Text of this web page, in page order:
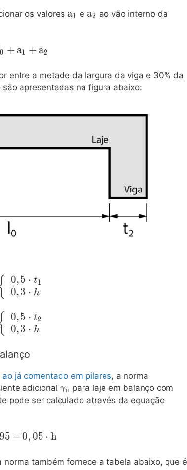
os valores \mathrm{a_1}
a1 e \mathrm{a_2}
a2 ao vão interno da
a_2}
0 + a1 + a2
entre a metade da largura da viga e 30% da
apresentadas na figura abaixo:
{
\left\
\cdot
\\ 0,3
h
}
0, 5 ⋅ t1
0, 3 ⋅ h
{
\left\
\cdot
\\ 0,3
h
0, 5 ⋅ t2
0, 3 ⋅ h
ao já comentado em pilares, a norma
adicional \mathrm{\gamma_n}
γn para laje em balanço com
pode ser calculado através da equação
95 − 0, 05 ⋅ h
também fornece a tabela abaixo, que é